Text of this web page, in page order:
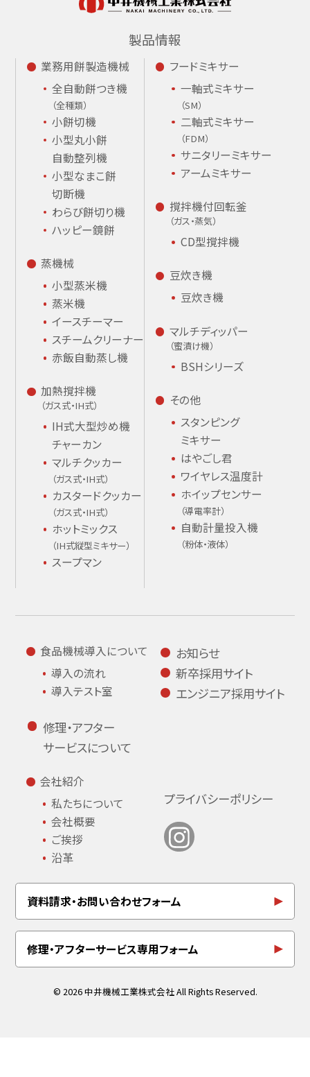
製品情報
業務用餅製造機械
全自動餅つき機
（全種類）
小餅切機
小型丸小餅
自動整列機
小型なまこ餅
切断機
わらび餅切り機
ハッピー鏡餅
蒸機械
小型蒸米機
蒸米機
イースチーマー
スチームクリーナー
赤飯自動蒸し機
加熱撹拌機
（ガス式・IH式）
IH式大型炒め機
チャーカン
マルチクッカー
（ガス式・IH式）
カスタードクッカー
（ガス式・IH式）
ホットミックス
（IH式縦型ミキサー）
スープマン
フードミキサー
一軸式ミキサー
（SM）
二軸式ミキサー
（FDM）
サニタリーミキサー
アームミキサー
撹拌機付回転釜
（ガス・蒸気）
CD型撹拌機
豆炊き機
豆炊き機
マルチディッパー
（蜜漬け機）
BSHシリーズ
その他
スタンピング
ミキサー
はやごし君
ワイヤレス温度計
ホイップセンサー
（導電率計）
自動計量投入機
（粉体・液体）
食品機械導入について
導入の流れ
導入テスト室
修理・アフター
サービスについて
会社紹介
私たちについて
会社概要
ご挨拶
沿革
お知らせ
新卒採用サイト
エンジニア採用サイト
資料請求・お問い合わせフォーム
修理・アフターサービス専用フォーム
プライバシーポリシー
© 2026 中井機械工業株式会社 All Rights Reserved.